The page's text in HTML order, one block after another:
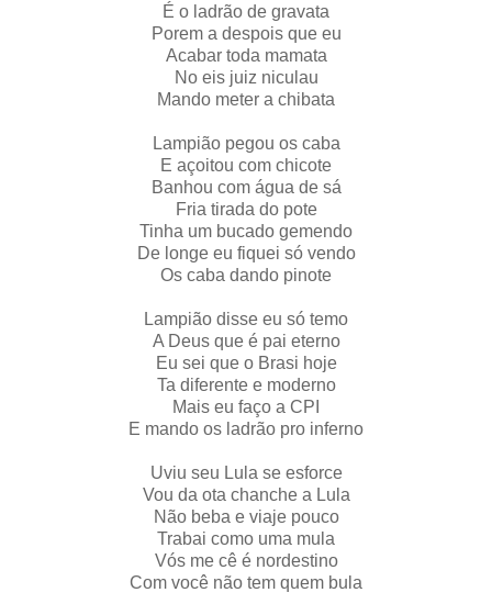
É o ladrão de gravata
Porem a despois que eu
Acabar toda mamata
No eis juiz niculau
Mando meter a chibata
Lampião pegou os caba
E açoitou com chicote
Banhou com água de sá
Fria tirada do pote
Tinha um bucado gemendo
De longe eu fiquei só vendo
Os caba dando pinote
Lampião disse eu só temo
A Deus que é pai eterno
Eu sei que o Brasi hoje
Ta diferente e moderno
Mais eu faço a CPI
E mando os ladrão pro inferno
Uviu seu Lula se esforce
Vou da ota chanche a Lula
Não beba e viaje pouco
Trabai como uma mula
Vós me cê é nordestino
Com você não tem quem bula